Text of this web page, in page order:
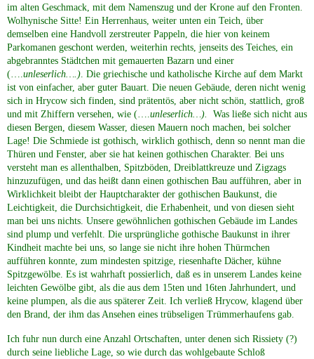
im alten Geschmack, mit dem Namenszug und der Krone auf den Fronten.
Wolhynische Sitte! Ein Herrenhaus, weiter unten ein Teich, über
demselben eine Handvoll zerstreuter Pappeln, die hier von keinem
Parkomanen geschont werden, weiterhin rechts, jenseits des Teiches, ein
abgebranntes Städtchen mit gemauerten Bazarn und einer
(….unleserlich….). Die griechische und katholische Kirche auf dem Markt
ist von einfacher, aber guter Bauart. Die neuen Gebäude, deren nicht wenig
sich in Hrycow sich finden, sind prätentös, aber nicht schön, stattlich, groß
und mit Zhiffern versehen, wie (….unleserlich…).
Was ließe sich nicht aus
diesen Bergen, diesem Wasser, diesen Mauern noch machen, bei solcher
Lage! Die Schmiede ist gothisch, wirklich gothisch, denn so nennt man die
Thüren und Fenster, aber sie hat keinen gothischen Charakter. Bei uns
versteht man es allenthalben, Spitzböden, Dreiblattkreuze und Zigzags
hinzuzufügen, und das heißt dann einen gothischen Bau aufführen, aber in
Wirklichkeit bleibt der Hauptcharakter der gothischen Baukunst, die
Leichtigkeit, die Durchsichtigkeit, die Erhabenheit, und von diesen sieht
man bei uns nichts. Unsere gewöhnlichen gothischen Gebäude im Landes
sind plump und verfehlt. Die ursprüngliche gothische Baukunst in ihrer
Kindheit machte bei uns, so lange sie nicht ihre hohen Thürmchen
aufführen konnte, zum mindesten spitzige, riesenhafte Dächer, kühne
Spitzgewölbe. Es ist wahrhaft possierlich, daß es in unserem Landes keine
leichten Gewölbe gibt, als die aus dem 15ten und 16ten Jahrhundert, und
keine plumpen, als die aus späterer Zeit. Ich verließ Hrycow, klagend über
den Brand, der ihm das Ansehen eines trübseligen Trümmerhaufens gab.
Ich fuhr nun durch eine Anzahl Ortschaften, unter denen sich Rissiety (?)
durch seine liebliche Lage, so wie durch das wohlgebaute Schloß